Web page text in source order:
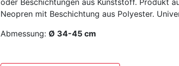
Neopren mit Beschichtung aus Polyester.
Abmessung: Ø 34-45 cm